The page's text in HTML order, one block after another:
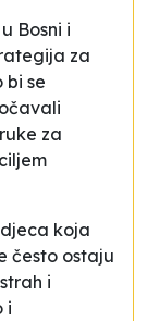
Bosni i
za
bi se
za
koja
često ostaju
i
i